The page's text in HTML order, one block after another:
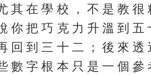
其在學校，不是教
你把巧克力升溫到
回到三十二；後來
數字根本只是一個